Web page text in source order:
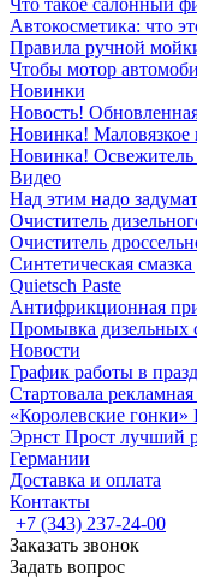
Что такое салонный
Автокосметика: что
Правила ручной
Чтобы мотор
Новинки
Новость!
Новинка! Маловязкое
Новинка!
Видео
Над этим надо
Очиститель
Очиститель
Синтетическая
Quietsch Paste
Антифрикционная
Промывка дизельных
Новости
График работы в
Стартовала
«Королевские гонки»
Эрнст Прост лучший
Германии
Доставка и оплата
Контакты
+7 (343) 237-24-00
Заказать звонок
Задать вопрос